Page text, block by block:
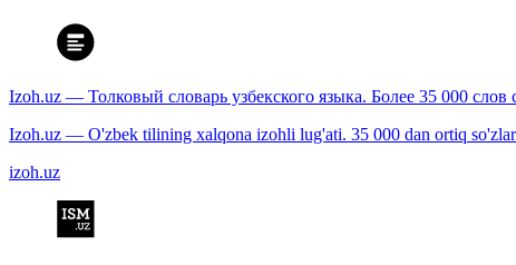
Izoh.uz — Толковый словарь узбекского языка. Более 35 000
Izoh.uz — O'zbek tilining xalqona izohli lug'ati. 35 000 dan ortiq
izoh.uz